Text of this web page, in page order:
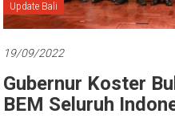
Bali
Update Bali
19/09/2022
Gubernur Koster
BEM Seluruh